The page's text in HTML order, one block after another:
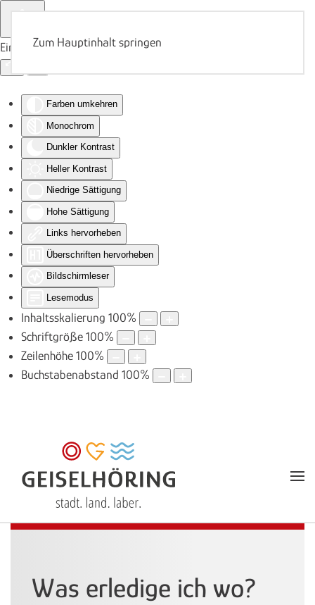
Eingabehilfen öffnen
Farben umkehren
Monochrom
Dunkler Kontrast
Heller Kontrast
Niedrige Sättigung
Hohe Sättigung
Links hervorheben
Überschriften hervorheben
Bildschirmleser
Lesemodus
Inhaltsskalierung 100%
Schriftgröße 100%
Zeilenhöhe 100%
Buchstabenabstand 100%
Zum Hauptinhalt springen
Was erledige ich wo?